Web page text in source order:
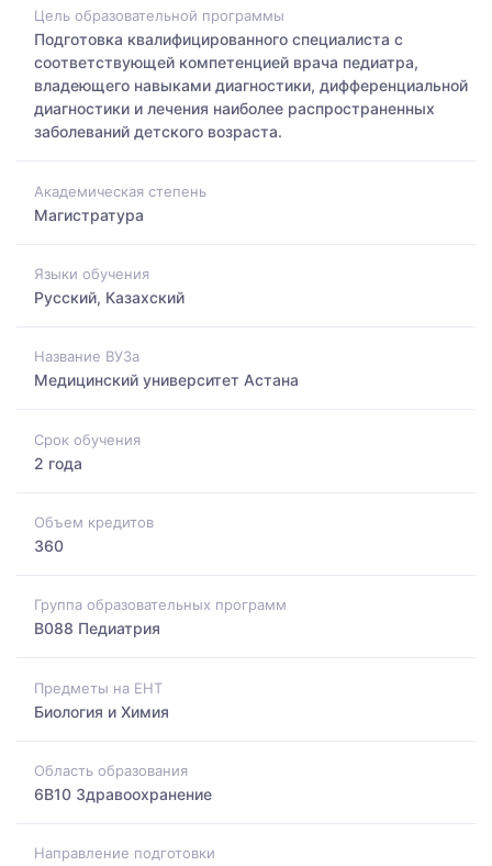
Цель образовательной программы
Подготовка квалифицированного специалиста с
соответствующей компетенцией врача педиатра,
владеющего навыками диагностики, дифференциальной
диагностики и лечения наиболее распространенных
заболеваний детского возраста.
Академическая степень
Магистратура
Языки обучения
Русский, Казахский
Название ВУЗа
Медицинский университет Астана
Срок обучения
2 года
Объем кредитов
360
Группа образовательных программ
B088 Педиатрия
Предметы на ЕНТ
Биология и Химия
Область образования
6B10 Здравоохранение
Направление подготовки